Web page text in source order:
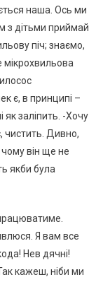
наша. Ось ми
з дітьми приймай
піч; знаємо,
мікрохвильова
є, в принципі –
як заліпить. -Хочу
чистить. Дивно,
він ще не
якби була
Я вам все
Нев дячні!
кажеш, ніби ми